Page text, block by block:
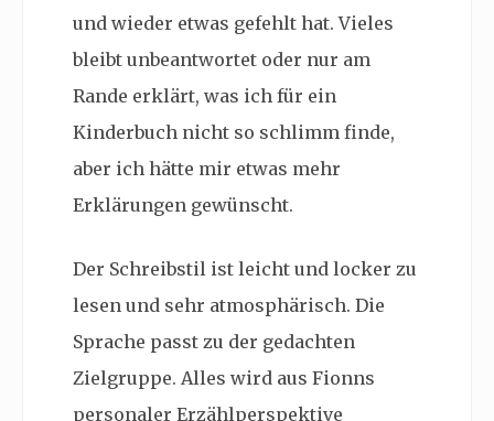
und wieder etwas gefehlt hat. Vieles
bleibt unbeantwortet oder nur am
Rande erklärt, was ich für ein
Kinderbuch nicht so schlimm finde,
aber ich hätte mir etwas mehr
Erklärungen gewünscht.
Der Schreibstil ist leicht und locker zu
lesen und sehr atmosphärisch. Die
Sprache passt zu der gedachten
Zielgruppe. Alles wird aus Fionns
personaler Erzählperspektive